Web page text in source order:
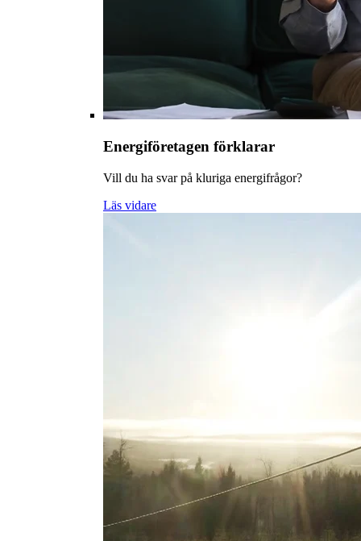
Energiföretagen förklarar
Vill du ha svar på kluriga energifrågor?
Läs vidare